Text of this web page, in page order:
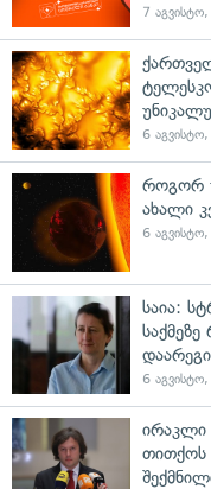
7
6
როგორ
ახალი
6
საია:
6
ირაკლი
თითქოს